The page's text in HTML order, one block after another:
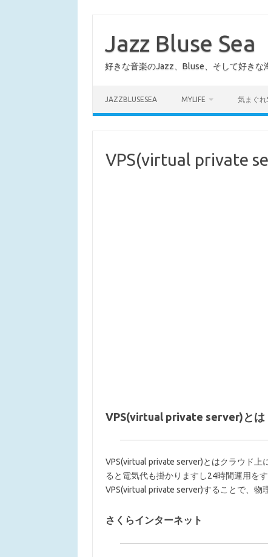
Jazz Bluse Sea
好きな音楽のJazz、Bluse、そして好きな
JAZZBLUSESEA MYLIFE 気まぐれ
VPS(virtual private
VPS(virtual private server)とは
VPS(virtual private server)とはクラウド
ると電気代も掛かりますし24時間運用を
VPS(virtual private server)することで、物
さくらインターネット